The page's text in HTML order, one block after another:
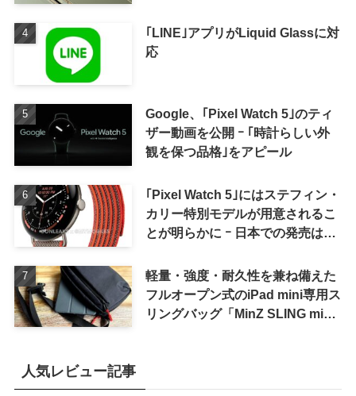
｢LINE｣アプリがLiquid Glassに対
応
Google、｢Pixel Watch 5｣のティ
ザー動画を公開 ｰ ｢時計らしい外
観を保つ品格｣をアピール
｢Pixel Watch 5｣にはステフィン・
カリー特別モデルが用意されるこ
とが明らかに ｰ 日本での発売は期
軽量・強度・耐久性を兼ね備えた
フルオープン式のiPad mini専用ス
リングバッグ「MinZ SLING mini
人気レビュー記事